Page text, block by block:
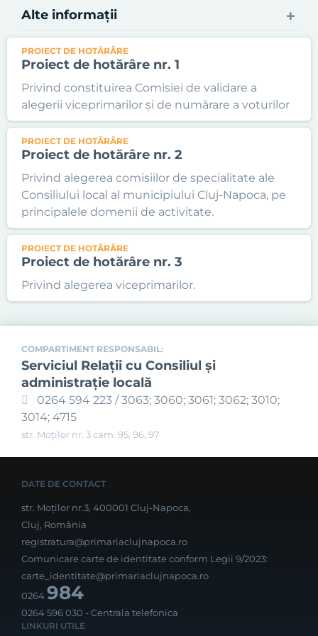
Alte informații
PROIECT DE HOTĂRÂRE
Proiect de hotărâre nr. 1
Privind constituirea Comisiei de validare a
alegerii viceprimarilor și de numărare a voturilor
PROIECT DE HOTĂRÂRE
Proiect de hotărâre nr. 2
Privind alegerea comisiilor de specialitate ale
Consiliului local al municipiului Cluj-Napoca, pe
principalele domenii de activitate.
PROIECT DE HOTĂRÂRE
Proiect de hotărâre nr. 3
Privind alegerea viceprimarilor.
COMPARTIMENT RESPONSABIL:
Serviciul Relaţii cu Consiliul şi
administraţie locală
0264 594 223 / 3063; 3060; 3061; 3062; 3010;
3014; 4715
str. Moților nr. 3 cam. 95, 96, 97
DATE DE CONTACT
str. Moților nr.3, 400001 Cluj-Napoca,
Cluj, România
registratura@primariaclujnapoca.ro
Comunicare carte de identitate conform Legii 9/2023:
carte_identitate@primariaclujnapoca.ro
0264984
0264 596 030 - Centrala telefonica
LINKURI UTILE